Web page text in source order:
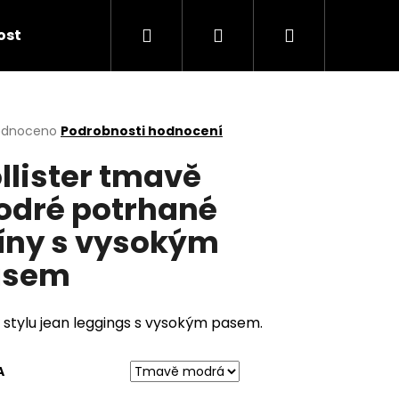
Hledat PřihlášeníNákupní
Podrobnosti hodnocení
tmavě
potrhané
s vysokým
stylu jean leggings s vysokým pasem.